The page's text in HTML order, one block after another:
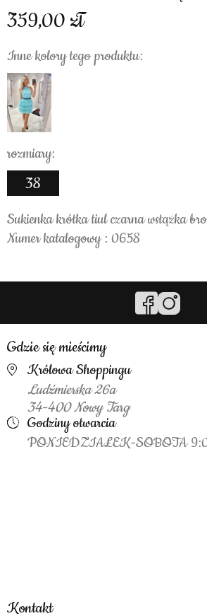
359,00
Inne kolory tego produktu:
rozmiary:
38
Sukienka krótka tiul czarna wstążka
Numer katalogowy : 0658
Gdzie się mieścimy
Królowa Shoppingu
Ludźmierska 26a
34-400 Nowy Targ
Godziny otwarcia
PONIEDZIAŁEK-SOBOTA
Kontakt